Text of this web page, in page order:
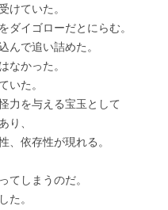
けていた。
ダイゴローだとにらむ。
んで追い詰めた。
なかった。
いた。
力を与える宝玉として
り、
、依存性が現れる。
てしまうのだ。
た。